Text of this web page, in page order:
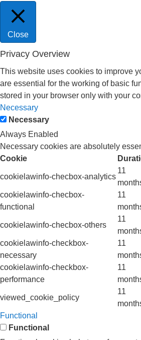
Close
Privacy Overview
This website uses cookies to improve
are essential for the working of basic
stored in your browser only with your
Necessary
Necessary
Always Enabled
Necessary cookies are absolutely
Cookie
cookielawinfo-checbox-analytics
11
cookielawinfo-checbox-
functional
11
cookielawinfo-checbox-others
11
cookielawinfo-checkbox-
necessary
11
cookielawinfo-checkbox-
performance
11
viewed_cookie_policy
11
Functional
Functional